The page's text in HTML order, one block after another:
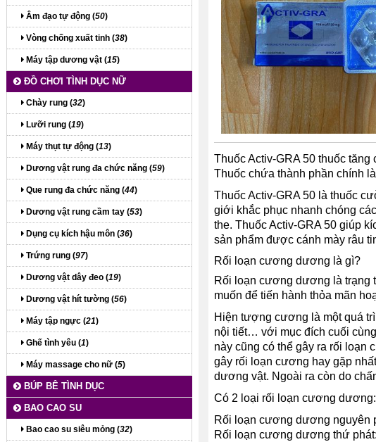
Thuốc Activ-GRA 50 thuốc
Thuốc chứa thành phần chính
Thuốc Activ-GRA 50 là thuốc
giới khắc phục nhanh chóng
the. Thuốc Activ-GRA 50 giúp
sản phẩm được cánh mày râu
Rối loạn cương dương là gì?
Rối loạn cương dương là trạng
muốn để tiến hành thỏa mãn
Hiện tượng cương là một quá
nội tiết… với mục đích cuối
này cũng có thể gây ra rối loạn
gây rối loạn cương hay gặp
dương vật. Ngoài ra còn do
Có 2 loại rối loạn cương dương:
Rối loạn cương dương nguyên
Rối loạn cương dương thứ
Âm đạo tự động (50)
Vòng chống xuất tinh (38)
Máy tập dương vật (15)
ĐỒ CHƠI TÌNH DỤC NỮ
Chày rung (32)
Lưỡi rung (19)
Máy thụt tự động (13)
Dương vật rung đa chức năng (59)
Que rung đa chức năng (44)
Dương vật rung cầm tay (53)
Dụng cụ kích hậu môn (36)
Trứng rung (97)
Dương vật dây đeo (19)
Dương vật hít tường (56)
Máy tập ngực (21)
Ghế tình yêu (1)
Máy massage cho nữ (5)
BÚP BÊ TÌNH DỤC
BAO CAO SU
Bao cao su siêu mỏng (32)